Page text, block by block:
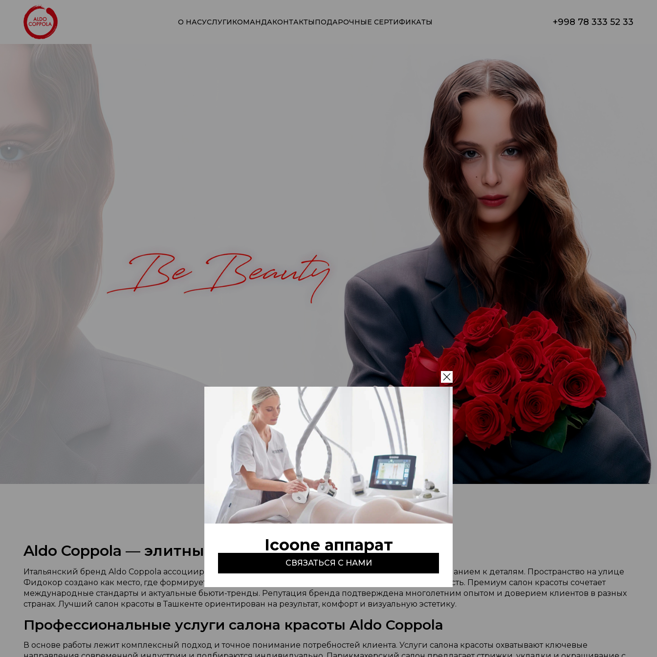
О НАСУСЛУГИКОМАНДАКОНТАКТЫПОДАРОЧНЫЕ СЕРТИФИКАТЫ +998 78 333 52 33
Icoone аппарат
СВЯЗАТЬСЯ С НАМИ
Aldo Coppola — элитный салон красоты в Ташкенте
Итальянский бренд Aldo Coppola ассоциируется с высокой эстетикой, продуманным сервисом и вниманием к деталям. Пространство на улице
Фидокор создано как место, где формируется гармоничный образ и подчеркивается индивидуальность. Премиум салон красоты сочетает
международные стандарты и актуальные бьюти-тренды. Репутация бренда подтверждена многолетним опытом и доверием клиентов в разных
странах. Лучший салон красоты в Ташкенте ориентирован на результат, комфорт и визуальную эстетику.
Профессиональные услуги салона красоты Aldo Coppola
В основе работы лежит комплексный подход и точное понимание потребностей клиента. Услуги салона красоты охватывают ключевые